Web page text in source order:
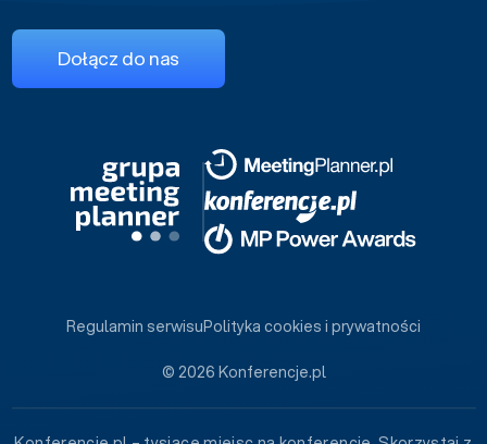
Dołącz do nas
© 2026 Konferencje.pl
Regulamin serwisuPolityka cookies i prywatności